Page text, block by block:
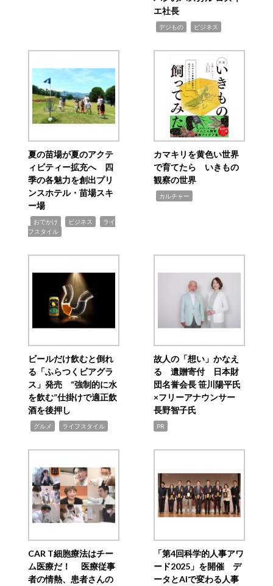
エ社長
デジもの ビジネス
夏の苗場が夏のアクテ
ィビティー拡充へ 四
季の各魅力を創出プリ
ンスホテル・苗場スキ
ー場
おでかけ ビジネス
ライ
フスタイル
カマキリを黄色い世界
で育てたら いきもの
観察の世界
カルチャー
ビールだけ飲むと倒れ
る「ふらつくビアグラ
ス」発売 “強制的に水
を飲む”仕掛けで適正飲
酒を後押し
グルメ ライフスタイル
故人の「想い」かなえ
る 遺贈寄付 日本財
団名誉会長 笹川陽平氏
×フリーアナウンサー
長野智子氏
PR
CAR T細胞療法はチー
ム医療だ！ 医療従事
者の情熱、患者さんの
「第4回科学的人事アワ
ード2025」を開催 デ
ータとAIで変わる人事